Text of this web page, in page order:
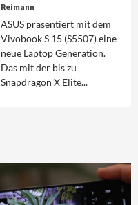
Reimann
ASUS präsentiert mit dem
Vivobook S 15 (S5507) eine
neue Laptop Generation.
Das mit der bis zu
Snapdragon X Elite...